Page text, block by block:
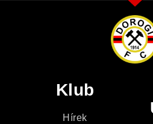
Klub
Hírek